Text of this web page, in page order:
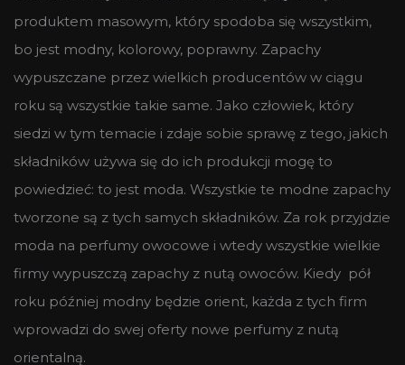
produktem masowym, który spodoba się wszystkim,
bo jest modny, kolorowy, poprawny. Zapachy
wypuszczane przez wielkich producentów w ciągu
roku są wszystkie takie same. Jako człowiek, który
siedzi w tym temacie i zdaje sobie sprawę z tego, jakich
składników używa się do ich produkcji mogę to
powiedzieć: to jest moda. Wszystkie te modne zapachy
tworzone są z tych samych składników. Za rok przyjdzie
moda na perfumy owocowe i wtedy wszystkie wielkie
firmy wypuszczą zapachy z nutą owoców. Kiedy pół
roku później modny będzie orient, każda z tych firm
wprowadzi do swej oferty nowe perfumy z nutą
orientalną.